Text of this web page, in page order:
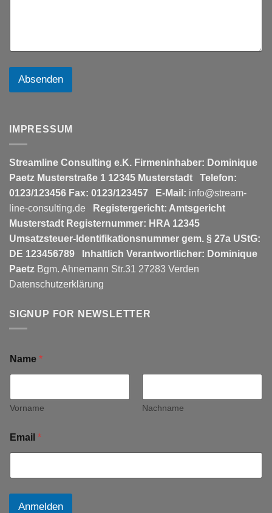
Absenden
IMPRESSUM
Streamline Consulting e.K. Firmeninhaber: Dominique
Paetz Musterstraße 1 12345 Musterstadt
Telefon:
0123/123456 Fax: 0123/123457 E-Mail: info@stream-
line-consulting.de
Registergericht: Amtsgericht
Musterstadt Registernummer: HRA 12345
Umsatzsteuer-Identifikationsnummer gem. § 27a UStG:
DE 123456789
Inhaltlich Verantwortlicher: Dominique
Paetz Bgm. Ahnemann Str.31 27283 Verden
Datenschutzerklärung
SIGNUP FOR NEWSLETTER
Name *
Vorname Nachname
Email *
Anmelden